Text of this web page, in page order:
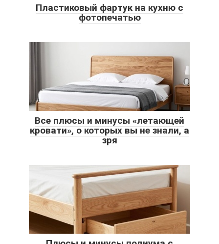
Пластиковый фартук на кухню с
фотопечатью
Все плюсы и минусы «летающей
кровати», о которых вы не знали, а
зря